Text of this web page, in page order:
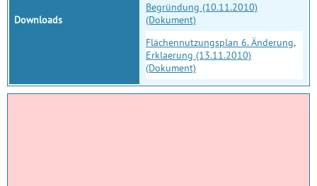
Downloads
Begründung (10.11.2010)
(Dokument)
Flächennutzungsplan 6. Änderung,
Erklaerung (13.11.2010)
(Dokument)